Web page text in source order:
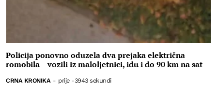
Policija ponovno oduzela dva prejaka električna
romobila – vozili iz maloljetnici, idu i do 90 km na sat
CRNA KRONIKA - prije -3943 sekundi